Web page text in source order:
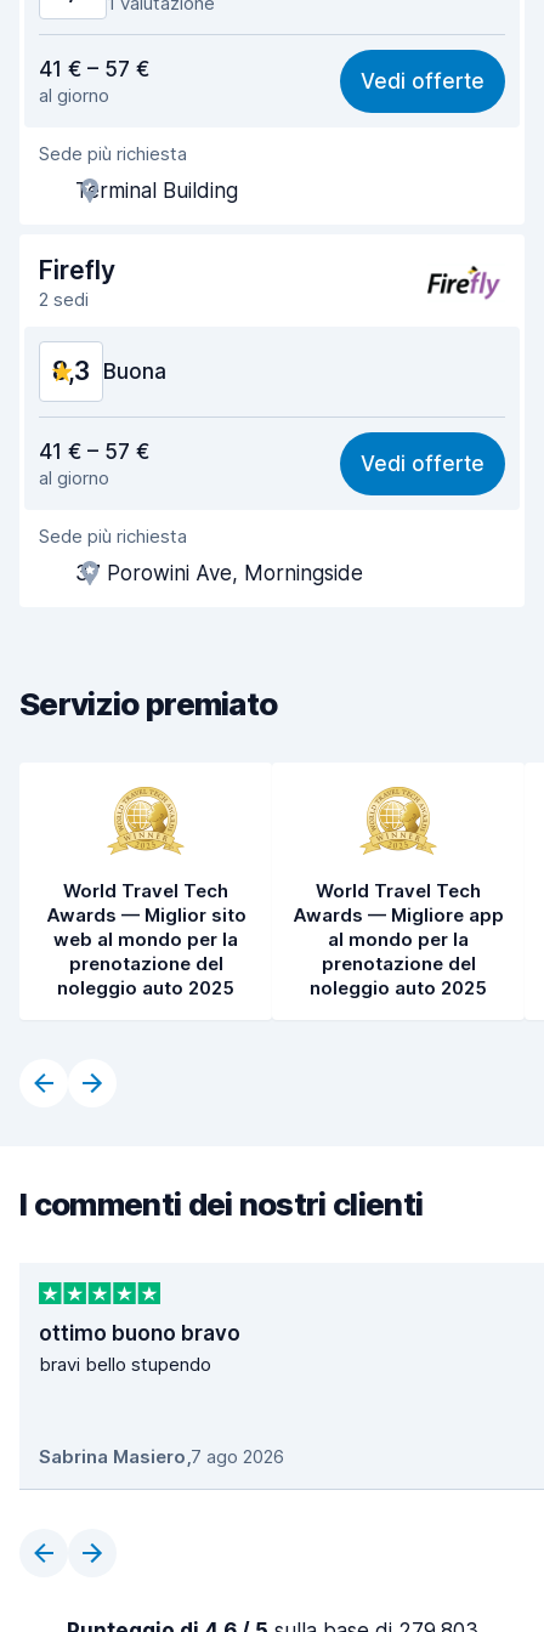
8,3
Facile da trovare 8,2
Gentilezza degli agenti
Rapidità del ritiro
Rapidità della riconsegna 8,2
Condizioni dell'auto
41 € – 57 €
al giorno
Vedi offerte
Sede più richiesta
Terminal Building
Firefly
2 sedi
8,3 Buona
8,4
Facile da trovare 8,2
Gentilezza degli agenti
Rapidità del ritiro
Pulizia del veicolo
41 € – 57 €
al giorno
Vedi offerte
Sede più richiesta
37 Porowini Ave, Morningside
Servizio premiato
World Travel Tech
Awards — Miglior sito
web al mondo per la
prenotazione del
noleggio auto 2025
World Travel Tech
Awards — Migliore app
al mondo per la
prenotazione del
noleggio auto 2025
I commenti dei nostri clienti
ottimo buono bravo
bravi bello stupendo
Sabrina Masiero,7 ago 2026